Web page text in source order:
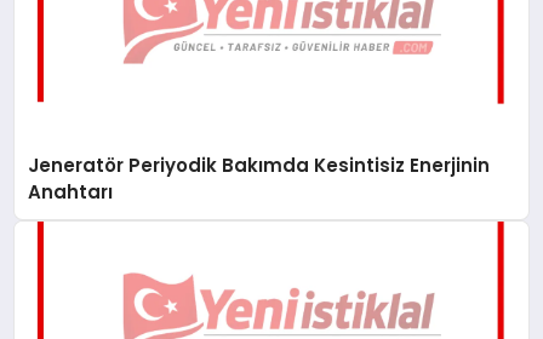
Jeneratör Periyodik Bakımda Kesintisiz Enerjinin
Anahtarı